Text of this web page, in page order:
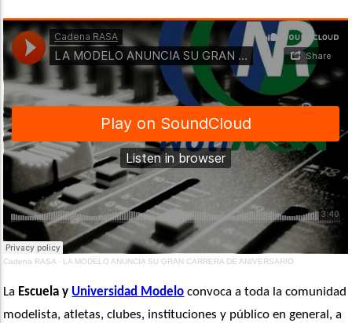
Cadena RASA · LA MODELO ANUNCIA SU GRAN CARRERA DE ANIVERSARIO
La Escuela y Universidad Modelo convoca a toda la comunidad
modelista, atletas, clubes, instituciones y público en general, a